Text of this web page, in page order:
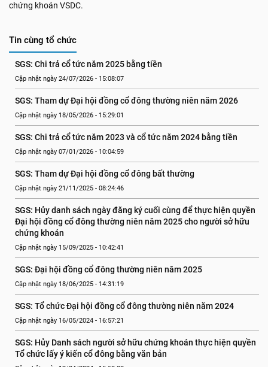
chứng khoán VSDC.
Tin cùng tổ chức
SGS: Chi trả cổ tức năm 2025 bằng tiền
Cập nhật ngày 24/07/2026 - 15:08:07
SGS: Tham dự Đại hội đồng cổ đông thường niên năm 2026
Cập nhật ngày 18/05/2026 - 15:29:01
SGS: Chi trả cổ tức năm 2023 và cổ tức năm 2024 bằng tiền
Cập nhật ngày 07/01/2026 - 10:04:59
SGS: Tham dự Đại hội đồng cổ đông bất thường
Cập nhật ngày 21/11/2025 - 08:24:46
SGS: Hủy danh sách ngày đăng ký cuối cùng để thực hiện quyền
Đại hội đồng cổ đông thường niên năm 2025 cho người sở hữu
chứng khoán
Cập nhật ngày 15/09/2025 - 10:42:41
SGS: Đại hội đồng cổ đông thường niên năm 2025
Cập nhật ngày 18/06/2025 - 14:31:19
SGS: Tổ chức Đại hội đồng cổ đông thường niên năm 2024
Cập nhật ngày 16/05/2024 - 16:57:21
SGS: Hủy Danh sách người sở hữu chứng khoán thực hiện quyền
Tổ chức lấy ý kiến cổ đông bằng văn bản